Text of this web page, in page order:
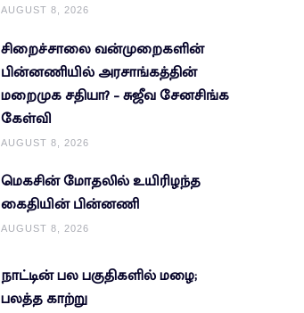
AUGUST 8, 2026
சிறைச்சாலை வன்முறைகளின்
பின்னணியில் அரசாங்கத்தின்
மறைமுக சதியா? – சுஜீவ சேனசிங்க
கேள்வி
AUGUST 8, 2026
மெகசின் மோதலில் உயிரிழந்த
கைதியின் பின்னணி
AUGUST 8, 2026
நாட்டின் பல பகுதிகளில் மழை;
பலத்த காற்று